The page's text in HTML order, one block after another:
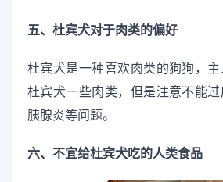
五、杜宾犬对于肉类的偏好
杜宾犬是一种喜欢肉类的狗狗，
杜宾犬一些肉类，但是注意不能
胰腺炎等问题。
六、不宜给杜宾犬吃的人类食品